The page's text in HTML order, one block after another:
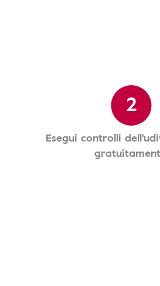
2
Esegui controlli